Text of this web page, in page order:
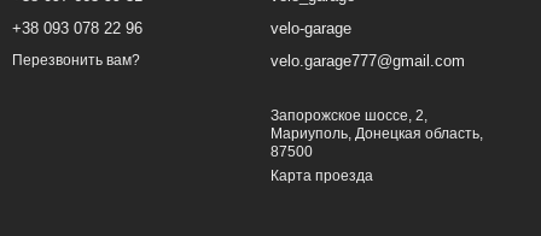
+38 093 078 22 96
Перезвонить вам?
velo-garage
velo.garage777@gmail.com
Запорожское шоссе, 2,
Мариуполь, Донецкая область,
87500
Карта проезда